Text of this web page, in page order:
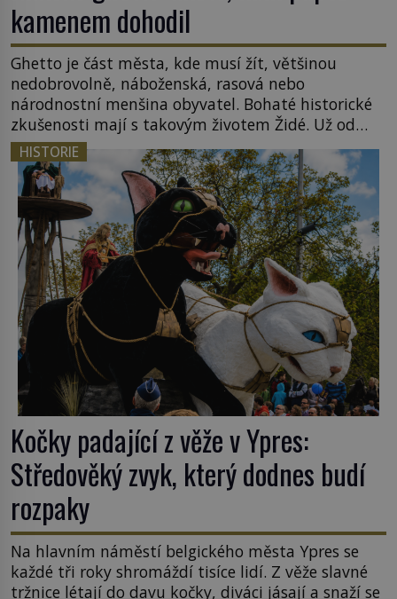
kamenem dohodil
Ghetto je část města, kde musí žít, většinou
nedobrovolně, náboženská, rasová nebo
národnostní menšina obyvatel. Bohaté historické
zkušenosti mají s takovým životem Židé. Už od
středověku jsou totiž v každou chvíli nuceni v
nějakém žít. Mezi ty nejslavnější patří i římské
ghetto založené v roce 1555. Pokud jde o vztah
k Židům, nemá se Řím čím chlubit. […]
HISTORIE
Kočky padající z věže v Ypres:
Středověký zvyk, který dodnes budí
rozpaky
Na hlavním náměstí belgického města Ypres se
každé tři roky shromáždí tisíce lidí. Z věže slavné
tržnice létají do davu kočky, diváci jásají a snaží se